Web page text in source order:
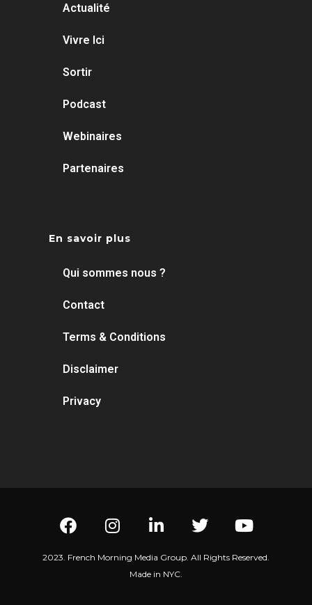
Actualité
Vivre Ici
Sortir
Podcast
Webinaires
Partenaires
En savoir plus
Qui sommes nous ?
Contact
Terms & Conditions
Disclaimer
Privacy
2023. French Morning Media Group. All Rights Reserved.
Made in NYC.